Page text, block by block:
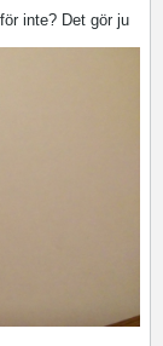
inte? Det gör ju